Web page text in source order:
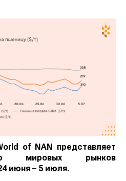
of NAN представляет
мировых рынков
июня – 5 июля.